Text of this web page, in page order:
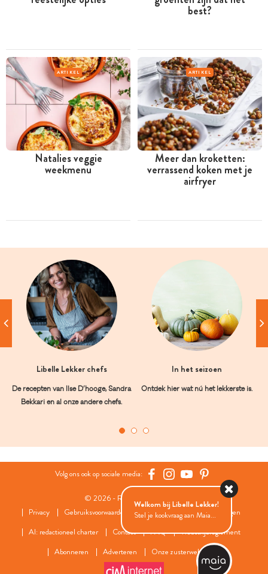
best?
ARTIKEL
Natalies veggie
weekmenu
ARTIKEL
Meer dan kroketten:
verrassend koken met je
airfryer
Libelle Lekker chefs
De recepten van Ilse D’hooge, Sandra
Bekkari en al onze andere chefs.
In het seizoen
Ontdek hier wat nú het lekkerste is.
Volg ons ook op sociale media:
© 2026 - Roularta Media Group
Privacy
Gebruiksvoorwaarden Cookies
Cookies instellingen
AI: redactioneel charter
Contact FAQ
Wedstrijdreglement
Abonneren
Adverteren Onze zusterwebsites
Welkom bij Libelle Lekker!
Stel je kookvraag aan Maia...